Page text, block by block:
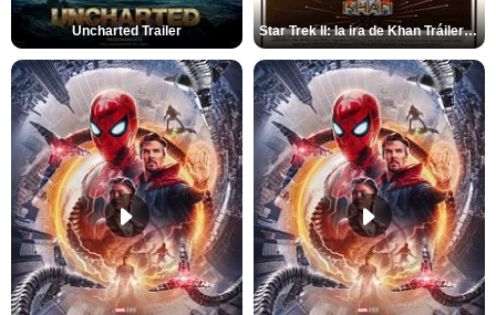
Uncharted Trailer Star Trek II: la ira de Khan Tráiler VO